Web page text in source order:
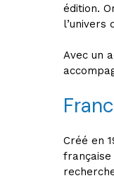
édition.
l’univers
Avec un
Créé en